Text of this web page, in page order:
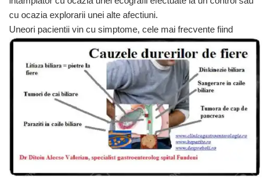
cu ocazia explorarii unei alte afectiuni.
Uneori pacientii vin cu simptome, cele mai frecvente fiind